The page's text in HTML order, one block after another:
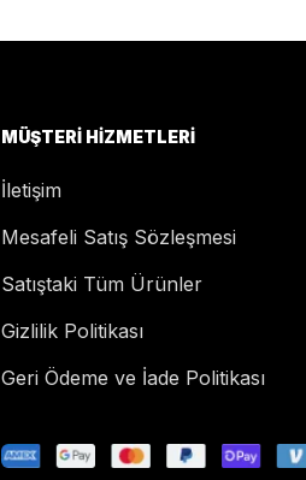
MÜŞTERI HIZMETLERI
İletişim
Mesafeli Satış Sözleşmesi
Satıştaki Tüm Ürünler
Gizlilik Politikası
Geri Ödeme ve İade Politikası